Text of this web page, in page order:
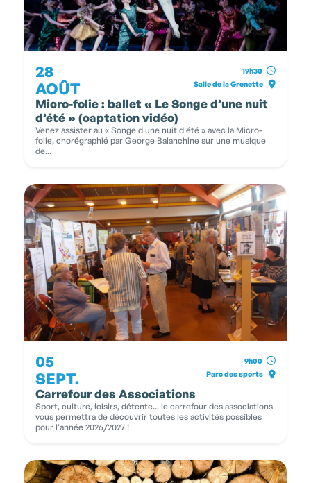
28
AOÛT
19h30
Salle de la Grenette
Micro-folie : ballet « Le Songe d’une nuit
d’été » (captation vidéo)
Venez assister au « Songe d'une nuit d'été » avec la Micro-
folie, chorégraphié par George Balanchine sur une musique
de...
05
SEPT.
9h00
Parc des sports
Carrefour des Associations
Sport, culture, loisirs, détente... le carrefour des associations
vous permettra de découvrir toutes les activités possibles
pour l'année 2026/2027 !